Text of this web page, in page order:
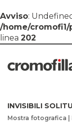
Avviso:
/home/
linea 202
INVISIBILI
Mostra fotografica |